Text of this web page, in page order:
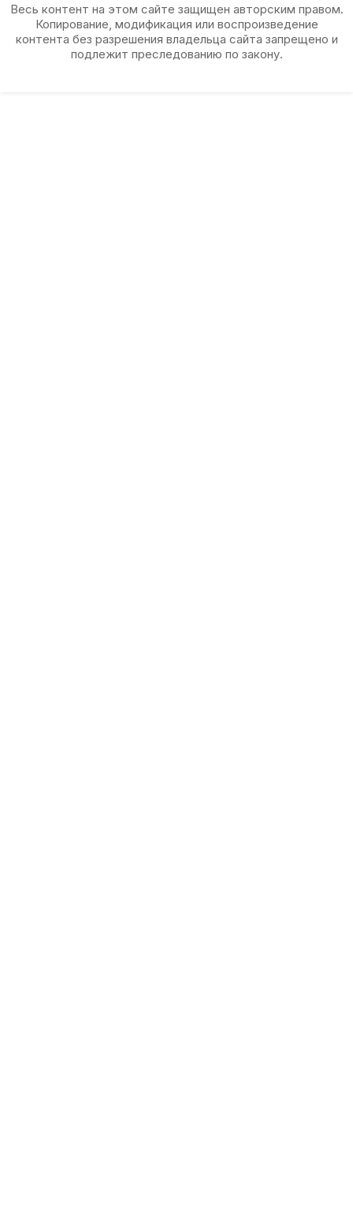
Весь контент на этом сайте защищен авторским правом.
Копирование, модификация или воспроизведение
контента без разрешения владельца сайта запрещено и
подлежит преследованию по закону.